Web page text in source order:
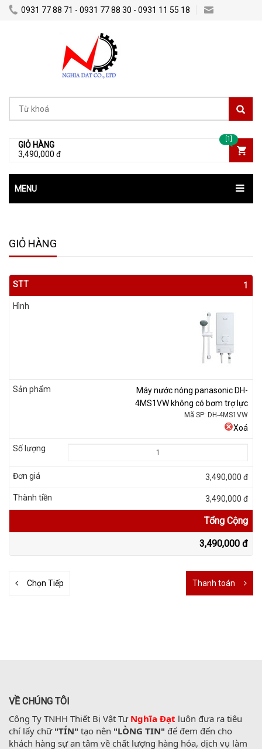
0931 77 88 71 - 0931 77 88 30 - 0931 11 55 18
GIỎ HÀNG
3,490,000 đ
[1]
MENU
GIỎ HÀNG
1
Máy nước nóng panasonic DH-
4MS1VW không có bơm trợ lực
Mã SP: DH-4MS1VW
Xoá
3,490,000 đ
3,490,000 đ
Tổng Cộng
3,490,000 đ
Chọn Tiếp Thanh toán
VỀ CHÚNG TÔI
Công Ty TNHH Thiết Bị Vật Tư Nghĩa Đạt luôn đưa ra tiêu
chí lấy chữ "TÍN" tạo nên "LÒNG TIN" để đem đến cho
khách hàng sự an tâm về chất lượng hàng hóa, dịch vụ làm